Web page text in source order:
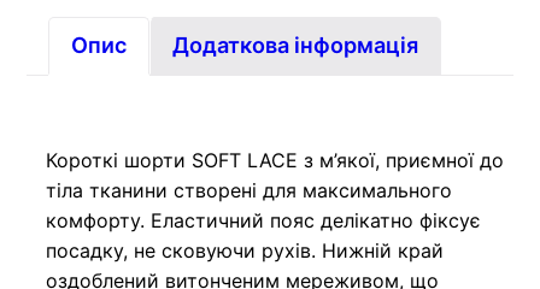
Опис Додаткова інформація
Короткі шорти SOFT LACE з м’якої, приємної до
тіла тканини створені для максимального
комфорту. Еластичний пояс делікатно фіксує
посадку, не сковуючи рухів. Нижній край
оздоблений витонченим мереживом, що